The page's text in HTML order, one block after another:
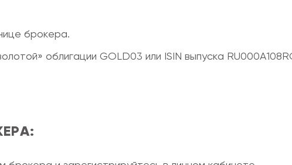
брокера.
облигации GOLD03 или ISIN выпуска